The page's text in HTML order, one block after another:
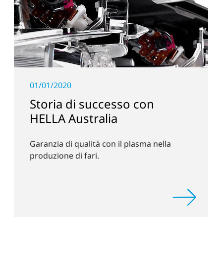
01/01/2020
Storia di successo con
HELLA Australia
Garanzia di qualità con il plasma nella
produzione di fari.